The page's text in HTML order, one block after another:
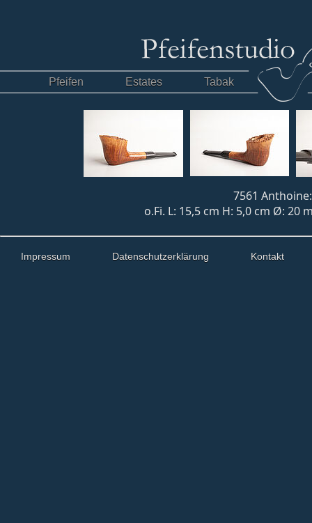
Pfeifen Estates Tabak
7561
o.Fi. L: 15,5 cm H: 5,0 cm Ø: 20
Impressum Datenschutzerklärung Kontakt